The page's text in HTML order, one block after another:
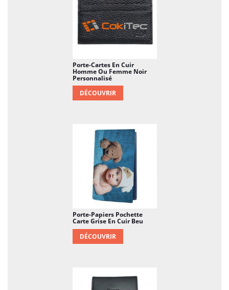
Porte-Cartes En Cuir
Homme Ou Femme Noir
Personnalisé
DÉCOUVRIR
Porte-Papiers Pochette
Carte Grise En Cuir Beu
DÉCOUVRIR